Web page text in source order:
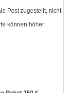
Post zugestellt, nicht
können höher